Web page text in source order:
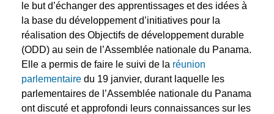
le but d’échanger des apprentissages et des idées à
la base du développement d’initiatives pour la
réalisation des Objectifs de développement durable
(ODD) au sein de l’Assemblée nationale du Panama.
Elle a permis de faire le suivi de la réunion
parlementaire du 19 janvier, durant laquelle les
parlementaires de l’Assemblée nationale du Panama
ont discuté et approfondi leurs connaissances sur les